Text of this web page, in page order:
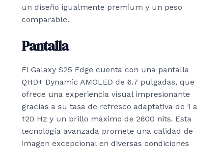
un diseño igualmente premium y un peso
comparable.
Pantalla
El Galaxy S25 Edge cuenta con una pantalla
QHD+ Dynamic AMOLED de 6.7 pulgadas, que
ofrece una experiencia visual impresionante
gracias a su tasa de refresco adaptativa de 1 a
120 Hz y un brillo máximo de 2600 nits. Esta
tecnología avanzada promete una calidad de
imagen excepcional en diversas condiciones